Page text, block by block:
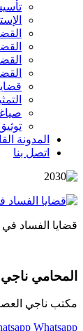
المدونة
اتصل بنا
قضايا الفساد في
المحامي
مكتب ناجي
Whatsapp